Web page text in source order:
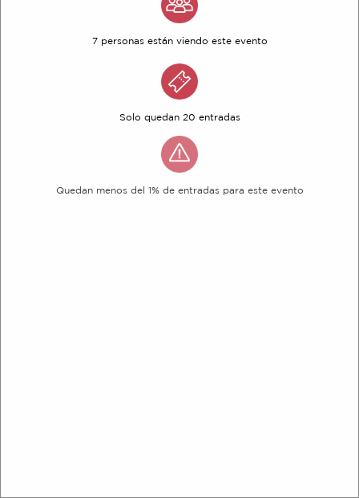
7 personas están viendo este evento
Solo quedan 20 entradas
Quedan menos del 1% de entradas para este evento